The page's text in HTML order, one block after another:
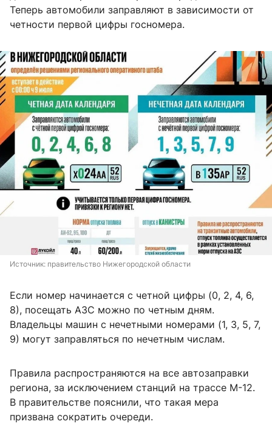
Теперь автомобили заправляют в зависимости от
четности первой цифры госномера.
Источник: правительство Нижегородской области
Если номер начинается с четной цифры (0, 2, 4, 6,
8), посещать АЗС можно по четным дням.
Владельцы машин с нечетными номерами (1, 3, 5, 7,
9) могут заправляться по нечетным числам.
Правила распространяются на все автозаправки
региона, за исключением станций на трассе М-12.
В правительстве пояснили, что такая мера
призвана сократить очереди.